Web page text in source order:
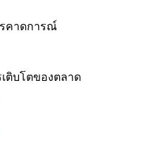
คาดการณ์
ติบโตของตลาด